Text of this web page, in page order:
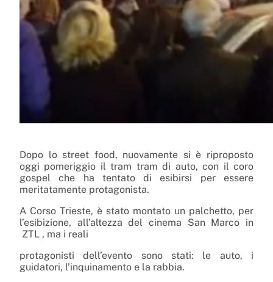
Dopo lo street food, nuovamente si è riproposto
oggi pomeriggio il tram tram di auto, con il coro
gospel che ha tentato di esibirsi per essere
meritatamente protagonista.
A Corso Trieste, è stato montato un palchetto, per
l’esibizione, all’altezza del cinema San Marco in
ZTL , ma i reali
protagonisti dell’evento sono stati: le auto, i
guidatori, l’inquinamento e la rabbia.